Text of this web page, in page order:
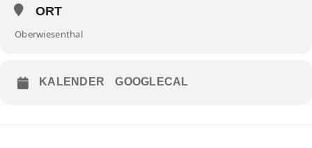
ORT
Oberwiesenthal
KALENDER GOOGLECAL